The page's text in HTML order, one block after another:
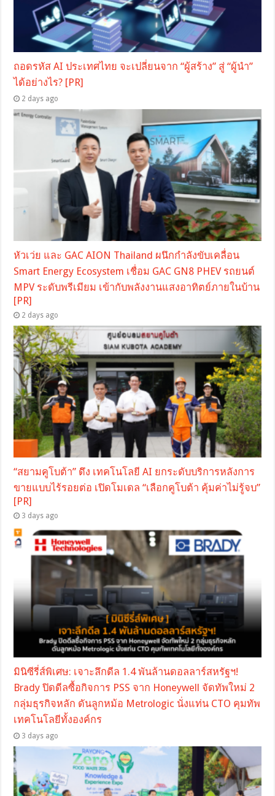
ถอดรหัส AI ประเทศไทย จะเปลี่ยนจาก “ผู้สร้าง” สู่ “ผู้นำ”
ได้อย่างไร? [PR]
2 days ago
หัวเว่ย และ GAC AION Thailand ผนึกกำลังขับเคลื่อน
Smart Energy Ecosystem เชื่อม GAC GN8 PHEV รถยนต์
MPV ระดับพรีเมียม เข้ากับพลังงานแสงอาทิตย์ภายในบ้าน
[PR]
2 days ago
“สยามคูโบต้า” ดึง เทคโนโลยี AI ยกระดับบริการหลังการ
ขายแบบไร้รอยต่อ เปิดโมเดล “เลือกคูโบต้า คุ้มค่าไม่รู้จบ”
[PR]
3 days ago
มินิซีรี่ส์พิเศษ: เจาะลึกดีล 1.4 พันล้านดอลลาร์สหรัฐฯ!
Brady ปิดดีลซื้อกิจการ PSS จาก Honeywell จัดทัพใหม่ 2
กลุ่มธุรกิจหลัก ดันลูกหม้อ Metrologic นั่งแท่น CTO คุมทัพ
เทคโนโลยีทั้งองค์กร
3 days ago